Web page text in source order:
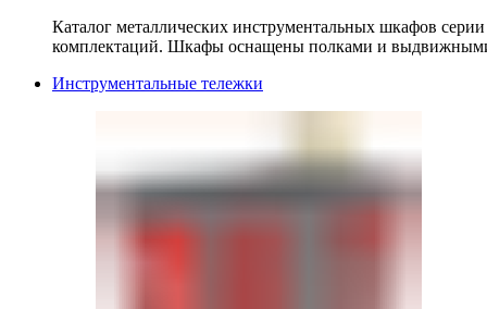
Каталог металлических инструментальных шкафов
комплектаций. Шкафы оснащены полками и
Инструментальные тележки